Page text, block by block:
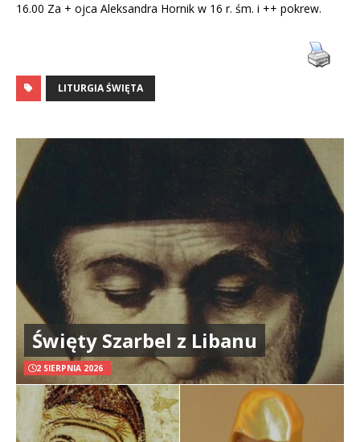
16.00 Za + ojca Aleksandra Hornik w 16 r. śm. i ++ pokrew.
LITURGIA ŚWIĘTA
Święty Szarbel z Libanu
2 SIERPNIA 2026